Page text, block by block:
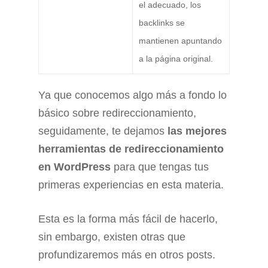
el adecuado, los
backlinks se
mantienen apuntando
a la página original.
Ya que conocemos algo más a fondo lo
básico sobre redireccionamiento,
seguidamente, te dejamos las mejores
herramientas de redireccionamiento
en WordPress para que tengas tus
primeras experiencias en esta materia.
Esta es la forma más fácil de hacerlo,
sin embargo, existen otras que
profundizaremos más en otros posts.